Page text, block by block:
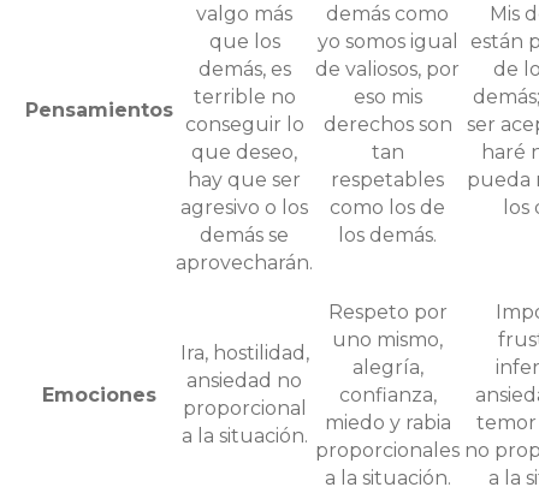
Pensamientos
valgo más
que los
demás, es
terrible no
conseguir lo
que deseo,
hay que ser
agresivo o los
demás se
aprovecharán.
demás como
yo somos igual
de valiosos, por
eso mis
derechos son
tan
respetables
como los de
los demás.
Mis
están
de
ser
haré
pueda
los
Emociones
Ira, hostilidad,
ansiedad no
proporcional
a la situación.
Respeto por
uno mismo,
alegría,
confianza,
miedo y rabia
proporcionales
a la situación.
temor
no
a la